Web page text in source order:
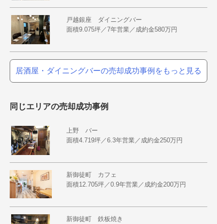
戸越銀座 ダイニングバー
面積9.075坪／7年営業／成約金580万円
居酒屋・ダイニングバーの売却成功事例をもっと見る
同じエリアの売却成功事例
上野 バー
面積4.719坪／6.3年営業／成約金250万円
新御徒町 カフェ
面積12.705坪／0.9年営業／成約金200万円
新御徒町 鉄板焼き